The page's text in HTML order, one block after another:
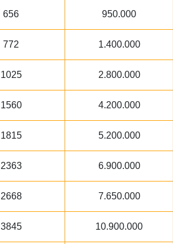
656 950.000
772 1.400.000
1025 2.800.000
1560 4.200.000
1815 5.200.000
2363 6.900.000
2668 7.650.000
3845 10.900.000